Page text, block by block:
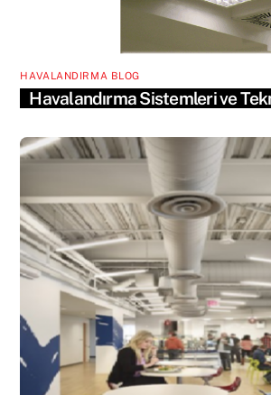
HAVALANDIRMA BLOG
Havalandırma Sistemleri ve